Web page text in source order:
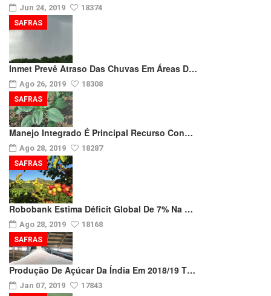
Jun 24, 2019 18374
Inmet Prevê Atraso Das Chuvas Em Áreas D…
Ago 26, 2019 18308
SAFRAS
Manejo Integrado É Principal Recurso Con…
Ago 28, 2019 18287
SAFRAS
Robobank Estima Déficit Global De 7% Na …
Ago 28, 2019 18168
SAFRAS
Produção De Açúcar Da Índia Em 2018/19 T…
Jan 07, 2019 17843
SAFRAS